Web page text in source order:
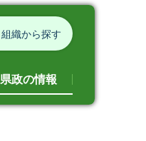
組織から探す
県政の情報